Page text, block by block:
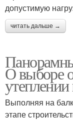
допустимую
читать дальше →
О выборе
Выполняя на
этапе